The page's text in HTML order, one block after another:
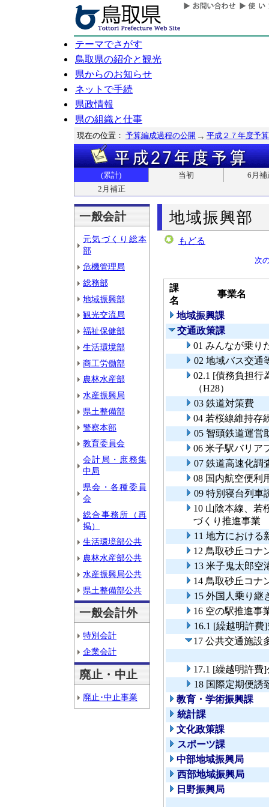
テーマでさがす
鳥取県の紹介と観光
県からのお知らせ
ネットで手続
県政情報
県の組織と仕事
現在の位置： 予算編成過程の公開 平成２７年度予算
(累計) 当初
6月補
2月補正
一般会計
元気づくり総本
部
危機管理局
総務部
地域振興部
観光交流局
福祉保健部
生活環境部
商工労働部
農林水産部
水産振興局
県土整備部
警察本部
教育委員会
会計局・庶務集
中局
県会・各種委員
会
総合事務所（再
掲）
生活環境部公共
農林水産部公共
水産振興局公共
県土整備部公共
一般会計外
特別会計
企業会計
廃止・中止
廃止･中止事業
地域振興部
もどる
次
課
名
事業名
地域振興課
交通政策課
01 みんなが乗り
02 地域バス交通
02.1 [債務負担行
（H28）
03 鉄道対策費
04 若桜線維持存
05 智頭鉄道運営
06 米子駅バリア
07 鉄道高速化調
08 国内航空便利
09 特別寝台列
10 山陰本線、若
づくり推進事
11 地方における
12 鳥取砂丘コナ
13 米子鬼太郎空
14 鳥取砂丘コナ
15 外国人乗り継
16 空の駅推進事
16.1 [繰越明許費
17 公共交通施設
17.1 [繰越明許費
18 国際定期便誘
教育・学術振興課
統計課
文化政策課
スポーツ課
中部地域振興局
西部地域振興局
日野振興局